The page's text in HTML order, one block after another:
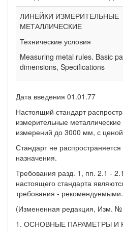
ЛИНЕЙКИ ИЗМЕРИТЕЛЬНЫЕ
МЕТАЛЛИЧЕСКИЕ
Технические условия
Measuring metal rules. Basic
dimensions, Specifications
Дата введения 01.01.77
Настоящий стандарт
измерительные
измерений до 3000 мм, с
Стандарт не
назначения.
Требования разд. 1, пп. 2.1 -
настоящего стандарта
требования - рекомендуемыми.
(Измененная редакция, Изм.
1. ОСНОВНЫЕ ПАРАМЕТРЫ И